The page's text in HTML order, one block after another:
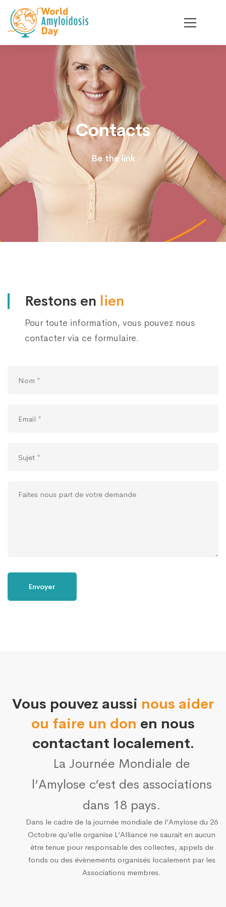
Contact
Contacts
Be the link
Restons en lien
Pour toute information, vous pouvez nous
contacter via ce formulaire.
Vous pouvez aussi nous aider
ou faire un don en nous
contactant localement.
La Journée Mondiale de
l’Amylose c’est des associations
dans 18 pays.
Dans le cadre de la journée mondiale de l’Amylose du 26
Octobre qu’elle organise L’Alliance ne saurait en aucun
être tenue pour responsable des collectes, appels de
fonds ou des évènements organisés localement par les
Associations membres.